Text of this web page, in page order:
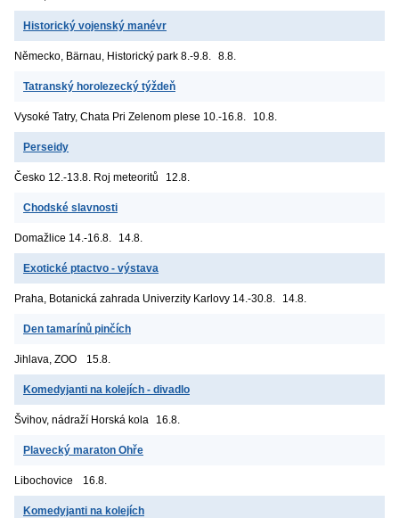
Historický vojenský manévr
Německo, Bärnau, Historický park 8.-9.8. 8.8.
Tatranský horolezecký týždeň
Vysoké Tatry, Chata Pri Zelenom plese 10.-16.8. 10.8.
Perseidy
Česko 12.-13.8. Roj meteoritů 12.8.
Chodské slavnosti
Domažlice 14.-16.8. 14.8.
Exotické ptactvo - výstava
Praha, Botanická zahrada Univerzity Karlovy 14.-30.8. 14.8.
Den tamarínů pinčích
Jihlava, ZOO 15.8.
Komedyjanti na kolejích - divadlo
Švihov, nádraží Horská kola 16.8.
Plavecký maraton Ohře
Libochovice 16.8.
Komedyjanti na kolejích